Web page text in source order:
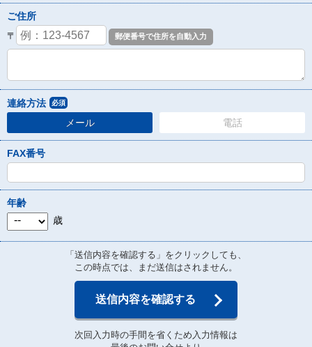
ご住所
〒
連絡方法 必須
メール 電話
FAX番号
年齢
歳
「送信内容を確認する」をクリックしても、
この時点では、まだ送信はされません。
送信内容を確認する
次回入力時の手間を省くため入力情報は